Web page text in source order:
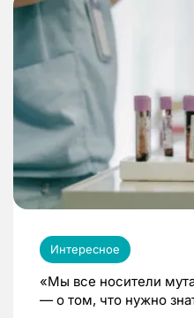
Интересное
«Мы все носители
— о том, что нужно